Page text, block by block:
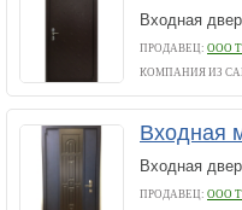
Входная
ПРОДАВЕЦ: ООО
КОМПАНИЯ ИЗ
Входная
Входная
ПРОДАВЕЦ: ООО